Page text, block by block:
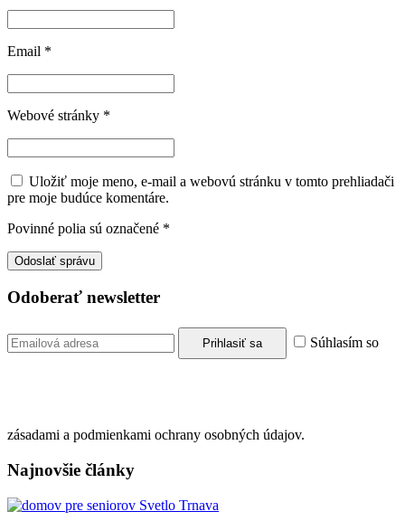
Email *
Webové stránky *
Uložiť moje meno, e-mail a webovú stránku v tomto prehliadači
pre moje budúce komentáre.
Povinné polia sú označené *
Odoberať newsletter
Súhlasím so
zásadami a podmienkami ochrany osobných údajov.
Najnovšie články